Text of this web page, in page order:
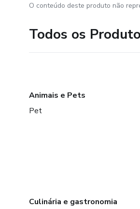
O conteúdo deste produto não
Todos os
Animais e Pets
Pet
Culinária e gastronomia